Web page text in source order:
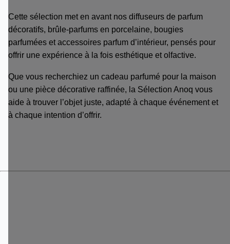
Cette sélection met en avant nos diffuseurs de parfum
décoratifs, brûle-parfums en porcelaine, bougies
parfumées et accessoires parfum d’intérieur, pensés pour
offrir une expérience à la fois esthétique et olfactive.
Que vous recherchiez un cadeau parfumé pour la maison
ou une pièce décorative raffinée, la Sélection Anoq vous
aide à trouver l’objet juste, adapté à chaque événement et
à chaque intention d’offrir.